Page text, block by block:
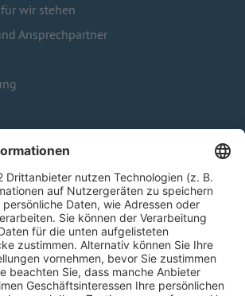
wir stehen
Ansprechpartner
SEITEN